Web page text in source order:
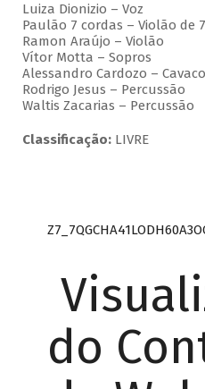
Luiza Dionizio – Voz
Paulão 7 cordas – Violão de
Ramon Araújo – Violão
Vítor Motta – Sopros
Alessandro Cardozo – Cavaco
Rodrigo Jesus – Percussão
Waltis Zacarias – Percussão
Classificação:LIVRE
do